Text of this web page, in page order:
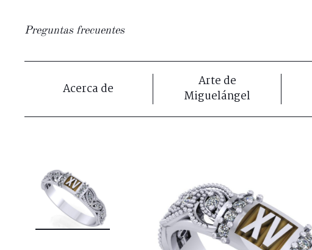
Preguntas frecuentes
Acerca de
Arte de
Miguelángel